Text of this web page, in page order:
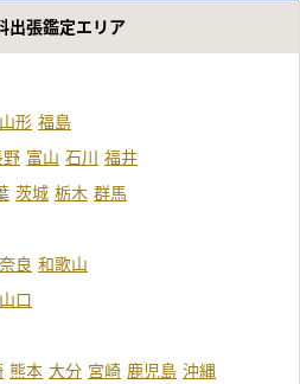
出張鑑定エリア
山形 福島
野 富山 石川 福井
茨城 栃木 群馬
奈良 和歌山
山口
熊本 大分 宮崎 鹿児島 沖縄